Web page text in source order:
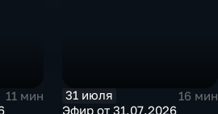
11 мин
31 июля
16 мин
Эфир от 31.07.2026